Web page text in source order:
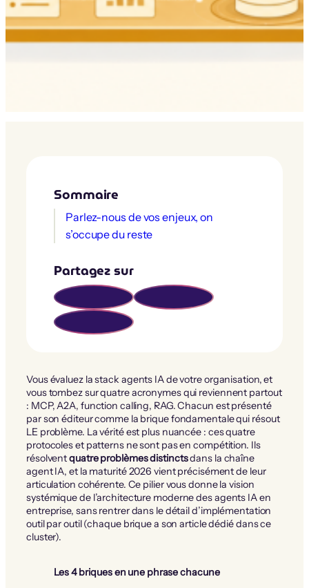
Vous évaluez la stack agents IA de votre organisation, et
vous tombez sur quatre acronymes qui reviennent partout
: MCP, A2A, function calling, RAG. Chacun est présenté
par son éditeur comme la brique fondamentale qui résout
LE problème. La vérité est plus nuancée : ces quatre
protocoles et patterns ne sont pas en compétition. Ils
résolventquatre problèmes distinctsdans la chaîne
agent IA, et la maturité 2026 vient précisément de leur
articulation cohérente. Ce pilier vous donne la vision
systémique de l’architecture moderne des agents IA en
entreprise, sans rentrer dans le détail d’implémentation
outil par outil (chaque brique a son article dédié dans ce
cluster).
Les 4 briques en une phrase chacune
Sommaire
Parlez-nous de vos enjeux, on
s’occupe du reste
Partagez sur